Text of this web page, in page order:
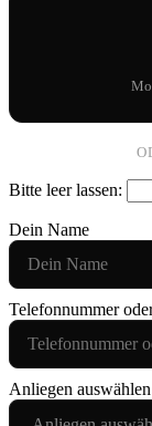
Bitte leer lassen:
Dein Name
Telefonnummer
Anliegen auswählen